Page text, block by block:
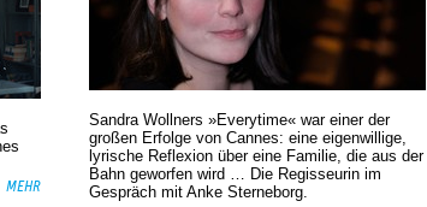
MEHR
Sandra Wollners »Everytime« war einer der
großen Erfolge von Cannes: eine eigenwillige,
lyrische Reflexion über eine ­Familie, die aus der
Bahn geworfen wird … Die Regisseurin im
Gespräch mit Anke Sterneborg.